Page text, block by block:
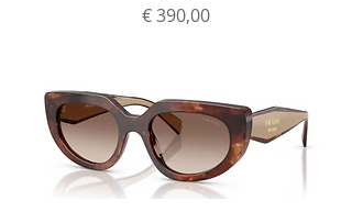
Prijs
€ 390,00